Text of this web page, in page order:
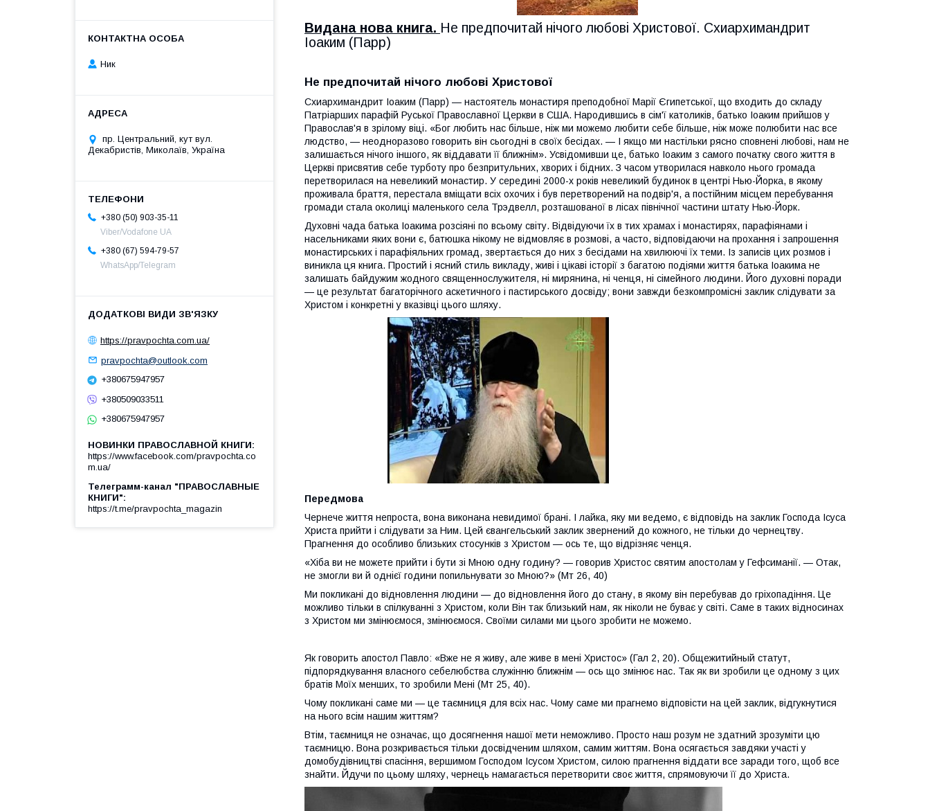
Видана нова книга. Не предпочитай нічого любові Христової. Схиархимандрит
Іоаким (Парр)
Не предпочитай нічого любові Христової
Схиархимандрит Іоаким (Парр) — настоятель монастиря преподобної Марії Єгипетської, що входить до складу
Патріарших парафій Руської Православної Церкви в США. Народившись в сім'ї католиків, батько Іоаким прийшов у
Православ'я в зрілому віці. «Бог любить нас більше, ніж ми можемо любити себе більше, ніж може полюбити нас все
людство, — неодноразово говорить він сьогодні в своїх бесідах. — І якщо ми настільки рясно сповнені любові, нам не
залишається нічого іншого, як віддавати її ближнім». Усвідомивши це, батько Іоаким з самого початку свого життя в
Церкві присвятив себе турботу про безпритульних, хворих і бідних. З часом утворилася навколо нього громада
перетворилася на невеликий монастир. У середині 2000-х років невеликий будинок в центрі Нью-Йорка, в якому
проживала браття, перестала вміщати всіх охочих і був перетворений на подвір'я, а постійним місцем перебування
громади стала околиці маленького села Трэдвелл, розташованої в лісах північної частини штату Нью-Йорк.
Духовні чада батька Іоакима розсіяні по всьому світу. Відвідуючи їх в тих храмах і монастирях, парафіянами і
насельниками яких вони є, батюшка нікому не відмовляє в розмові, а часто, відповідаючи на прохання і запрошення
монастирських і парафіяльних громад, звертається до них з бесідами на хвилюючі їх теми. Із записів цих розмов і
виникла ця книга. Простий і ясний стиль викладу, живі і цікаві історії з багатою подіями життя батька Іоакима не
залишать байдужим жодного священнослужителя, ні мирянина, ні ченця, ні сімейного людини. Його духовні поради
— це результат багаторічного аскетичного і пастирського досвіду; вони завжди безкомпромісні заклик слідувати за
Христом і конкретні у вказівці цього шляху.
Передмова
Чернече життя непроста, вона виконана невидимої брані. І лайка, яку ми ведемо, є відповідь на заклик Господа Ісуса
Христа прийти і слідувати за Ним. Цей євангельський заклик звернений до кожного, не тільки до чернецтву.
Прагнення до особливо близьких стосунків з Христом — ось те, що відрізняє ченця.
«Хіба ви не можете прийти і бути зі Мною одну годину? — говорив Христос святим апостолам у Гефсиманії. — Отак,
не змогли ви й однієї години попильнувати зо Мною?» (Мт 26, 40)
Ми покликані до відновлення людини — до відновлення його до стану, в якому він перебував до гріхопадіння. Це
можливо тільки в спілкуванні з Христом, коли Він так близький нам, як ніколи не буває у світі. Саме в таких відносинах
з Христом ми змінюємося, змінюємося. Своїми силами ми цього зробити не можемо.
Як говорить апостол Павло: «Вже не я живу, але живе в мені Христос» (Гал 2, 20). Общежитийный статут,
підпорядкування власного себелюбства служінню ближнім — ось що змінює нас. Так як ви зробили це одному з цих
братів Моїх менших, то зробили Мені (Мт 25, 40).
Чому покликані саме ми — це таємниця для всіх нас. Чому саме ми прагнемо відповісти на цей заклик, відгукнутися
на нього всім нашим життям?
Втім, таємниця не означає, що досягнення нашої мети неможливо. Просто наш розум не здатний зрозуміти цю
таємницю. Вона розкривається тільки досвідченим шляхом, самим життям. Вона осягається завдяки участі у
домобудівництві спасіння, вершимом Господом Ісусом Христом, силою прагнення віддати все заради того, щоб все
знайти. Йдучи по цьому шляху, чернець намагається перетворити своє життя, спрямовуючи її до Христа.
Ник
пр. Центральний, кут вул.
Декабристів, Миколаїв, Україна
+380 (50) 903-35-11
Viber/Vodafone UA
+380 (67) 594-79-57
WhatsApp/Telegram
https://pravpochta.com.ua/
pravpochta@outlook.com
+380675947957
+380509033511
+380675947957
НОВИНКИ ПРАВОСЛАВНОЙ КНИГИ
https://www.facebook.com/pravpochta.co
m.ua/
Телеграмм-канал "ПРАВОСЛАВНЫЕ
КНИГИ"
https://t.me/pravpochta_magazin